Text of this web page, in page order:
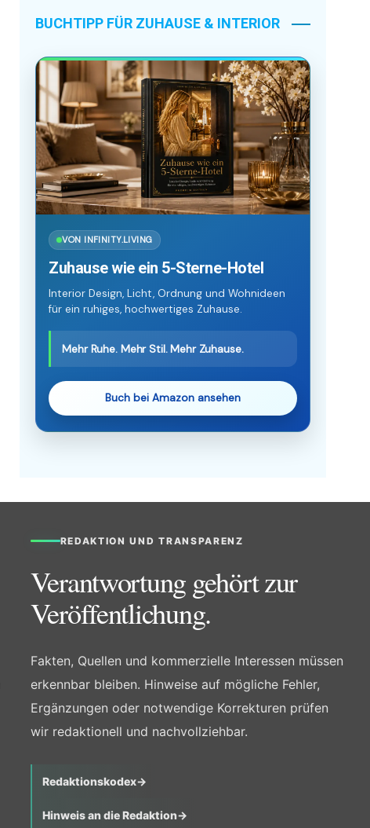
BUCHTIPP FÜR ZUHAUSE & INTERIOR
VON INFINITY.LIVING
Zuhause wie ein 5-Sterne-Hotel
Interior Design, Licht, Ordnung und Wohnideen
für ein ruhiges, hochwertiges Zuhause.
Mehr Ruhe. Mehr Stil. Mehr Zuhause.
Buch bei Amazon ansehen
REDAKTION UND TRANSPARENZ
Verantwortung gehört zur
Veröffentlichung.
Fakten, Quellen und kommerzielle Interessen müssen
erkennbar bleiben. Hinweise auf mögliche Fehler,
Ergänzungen oder notwendige Korrekturen prüfen
wir redaktionell und nachvollziehbar.
Redaktionskodex→
Hinweis an die Redaktion→